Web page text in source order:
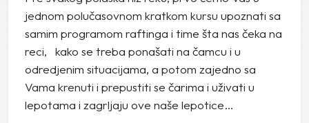
jednom polučasovnom kratkom kursu upoznati sa
samim programom raftinga i time šta nas čeka na
reci, kako se treba ponašati na čamcu i u
odredjenim situacijama, a potom zajedno sa
Vama krenuti i prepustiti se čarima i uživati u
lepotama i zagrljaju ove naše lepotice…